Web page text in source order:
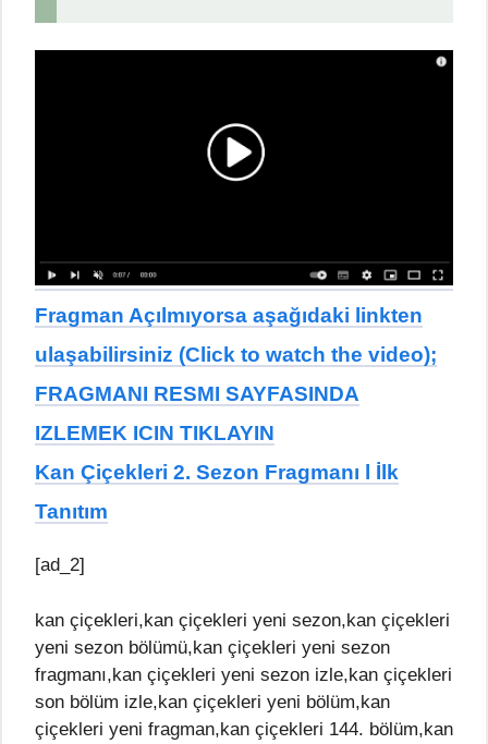
Fragman Açılmıyorsa aşağıdaki linkten
ulaşabilirsiniz (Click to watch the video);
FRAGMANI RESMI SAYFASINDA
IZLEMEK ICIN TIKLAYIN
Kan Çiçekleri 2. Sezon Fragmanı l İlk
Tanıtım
[ad_2]
kan çiçekleri,kan çiçekleri yeni sezon,kan çiçekleri
yeni sezon bölümü,kan çiçekleri yeni sezon
fragmanı,kan çiçekleri yeni sezon izle,kan çiçekleri
son bölüm izle,kan çiçekleri yeni bölüm,kan
çiçekleri yeni fragman,kan çiçekleri 144. bölüm,kan